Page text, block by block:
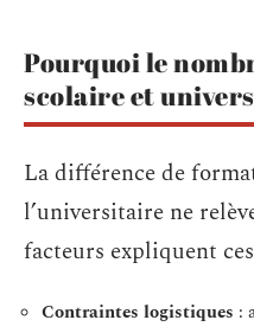
Pourquoi le
scolaire et
La différence de
l’universitaire ne
facteurs expliquent
Contraintes logistiques :